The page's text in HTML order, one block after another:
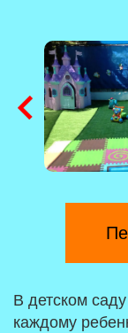
В детском
каждому